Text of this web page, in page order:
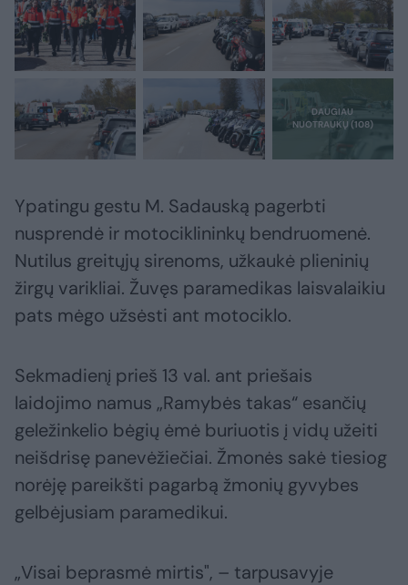
Ypatingu gestu M. Sadauską pagerbti
nusprendė ir motociklininkų bendruomenė.
Nutilus greitųjų sirenoms, užkaukė plieninių
žirgų varikliai. Žuvęs paramedikas laisvalaikiu
pats mėgo užsėsti ant motociklo.
Sekmadienį prieš 13 val. ant priešais
laidojimo namus „Ramybės takas“ esančių
geležinkelio bėgių ėmė buriuotis į vidų užeiti
neišdrisę panevėžiečiai. Žmonės sakė tiesiog
norėję pareikšti pagarbą žmonių gyvybes
gelbėjusiam paramedikui.
„Visai beprasmė mirtis", – tarpusavyje